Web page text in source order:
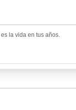
la vida en tus años.